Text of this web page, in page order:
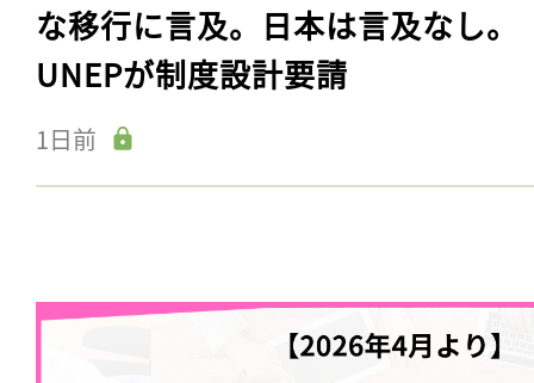
な移行に言及。日本は言及なし。
UNEPが制度設計要請
1日前